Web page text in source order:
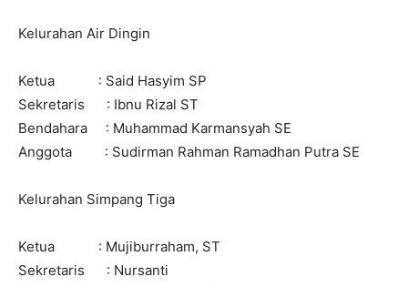
Kelurahan Air Dingin
Ketua : Said Hasyim SP
Sekretaris : Ibnu Rizal ST
Bendahara : Muhammad Karmansyah SE
Anggota : Sudirman Rahman Ramadhan Putra SE
Kelurahan Simpang Tiga
Ketua : Mujiburraham, ST
Sekretaris : Nursanti